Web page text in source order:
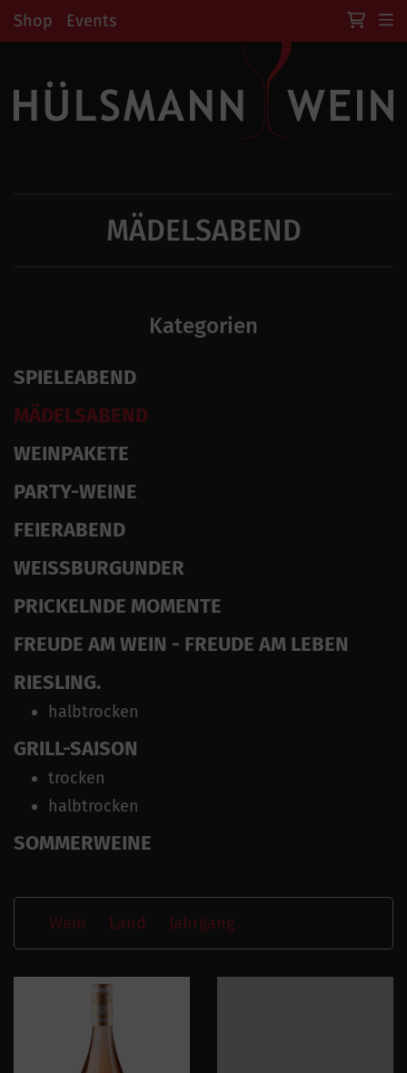
Shop Events
MÄDELSABEND
Kategorien
SPIELEABEND
MÄDELSABEND
WEINPAKETE
PARTY-WEINE
FEIERABEND
WEISSBURGUNDER
PRICKELNDE MOMENTE
FREUDE AM WEIN - FREUDE AM LEBEN
RIESLING.
halbtrocken
GRILL-SAISON
trocken
halbtrocken
SOMMERWEINE
Wein Land Jahrgang